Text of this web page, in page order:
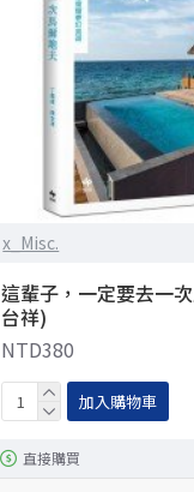
x_Misc.
這輩子，一定要去一
台祥)
NTD380
加入購物車
直接購買